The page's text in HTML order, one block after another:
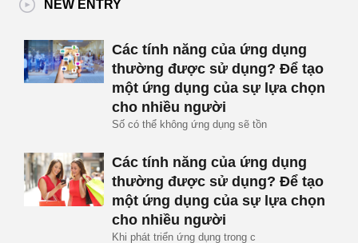
NEW ENTRY
Các tính năng của ứng dụng
thường được sử dụng? Để tạo
một ứng dụng của sự lựa chọn
cho nhiều người
Số có thể không ứng dụng sẽ tồn
Các tính năng của ứng dụng
thường được sử dụng? Để tạo
một ứng dụng của sự lựa chọn
cho nhiều người
Khi phát triển ứng dụng trong c